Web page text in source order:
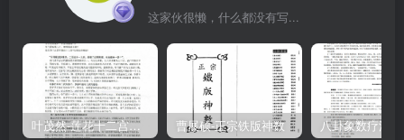
这家伙很懒，什么都没有写...
叶茂然-莲花十二宫佛家奇门面授及答疑 曹展硕-正宗铁版神数